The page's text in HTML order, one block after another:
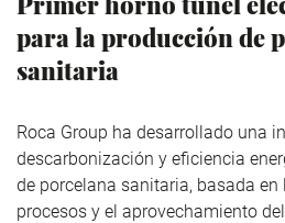
para la producción de
sanitaria
Roca Group ha desarrollado una
descarbonización y eficiencia
de porcelana sanitaria, basada
procesos y el aprovechamiento